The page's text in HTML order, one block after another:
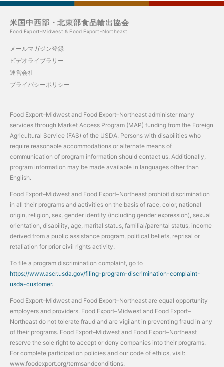
米国中西部・北東部食品輸出協会
Food Export-Midwest & Food Export-Northeast
メールマガジン登録
ビデオライブラリー
運営会社
プライバシーポリシー
Food Export–Midwest and Food Export–Northeast administer many
services through Market Access Program (MAP) funding from the Foreign
Agricultural Service (FAS) of the USDA. Persons with disabilities who
require reasonable accommodations or alternate means of
communication of program information should contact us. Additionally,
program information may be made available in languages other than
English.
Food Export–Midwest and Food Export–Northeast prohibit discrimination
in all their programs and activities on the basis of race, color, national
origin, religion, sex, gender identity (including gender expression), sexual
orientation, disability, age, marital status, familial/parental status, income
derived from a public assistance program, political beliefs, reprisal or
retaliation for prior civil rights activity.
To file a program discrimination complaint, go to
https://www.ascr.usda.gov/filing-program-discrimination-complaint-
usda-customer.
Food Export–Midwest and Food Export–Northeast are equal opportunity
employers and providers. Food Export–Midwest and Food Export–
Northeast do not tolerate fraud and are vigilant in preventing fraud in any
of their programs. Food Export–Midwest and Food Export–Northeast
reserve the sole right to accept or deny companies into their programs.
For complete participation policies and our code of ethics, visit:
www.foodexport.org/termsandconditions.